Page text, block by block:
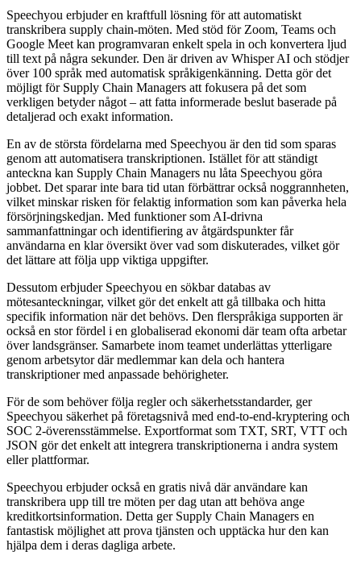
Speechyou erbjuder en kraftfull lösning för att automatiskt
transkribera supply chain-möten. Med stöd för Zoom, Teams och
Google Meet kan programvaran enkelt spela in och konvertera ljud
till text på några sekunder. Den är driven av Whisper AI och stödjer
över 100 språk med automatisk språkigenkänning. Detta gör det
möjligt för Supply Chain Managers att fokusera på det som
verkligen betyder något – att fatta informerade beslut baserade på
detaljerad och exakt information.
En av de största fördelarna med Speechyou är den tid som sparas
genom att automatisera transkriptionen. Istället för att ständigt
anteckna kan Supply Chain Managers nu låta Speechyou göra
jobbet. Det sparar inte bara tid utan förbättrar också noggrannheten,
vilket minskar risken för felaktig information som kan påverka hela
försörjningskedjan. Med funktioner som AI-drivna
sammanfattningar och identifiering av åtgärdspunkter får
användarna en klar översikt över vad som diskuterades, vilket gör
det lättare att följa upp viktiga uppgifter.
Dessutom erbjuder Speechyou en sökbar databas av
mötesanteckningar, vilket gör det enkelt att gå tillbaka och hitta
specifik information när det behövs. Den flerspråkiga supporten är
också en stor fördel i en globaliserad ekonomi där team ofta arbetar
över landsgränser. Samarbete inom teamet underlättas ytterligare
genom arbetsytor där medlemmar kan dela och hantera
transkriptioner med anpassade behörigheter.
För de som behöver följa regler och säkerhetsstandarder, ger
Speechyou säkerhet på företagsnivå med end-to-end-kryptering och
SOC 2-överensstämmelse. Exportformat som TXT, SRT, VTT och
JSON gör det enkelt att integrera transkriptionerna i andra system
eller plattformar.
Speechyou erbjuder också en gratis nivå där användare kan
transkribera upp till tre möten per dag utan att behöva ange
kreditkortsinformation. Detta ger Supply Chain Managers en
fantastisk möjlighet att prova tjänsten och upptäcka hur den kan
hjälpa dem i deras dagliga arbete.